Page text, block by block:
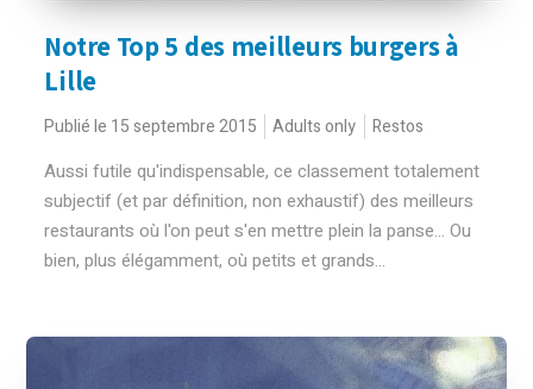
Notre Top 5 des meilleurs burgers à
Lille
Publié le 15 septembre 2015 Adults only Restos
Aussi futile qu'indispensable, ce classement totalement
subjectif (et par définition, non exhaustif) des meilleurs
restaurants où l'on peut s'en mettre plein la panse... Ou
bien, plus élégamment, où petits et grands...